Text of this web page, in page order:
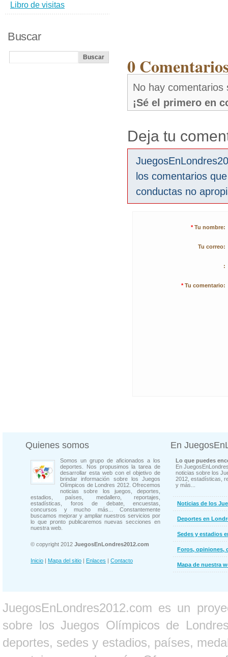
0
No hay comentarios
¡Sé el primero en
Deja tu
los comentarios
conductas no
* Tu nombre:
Tu correo:
:
* Tu comentario:
Libro de visitas
Buscar
Quienes somos
Somos un grupo de aficionados a los
deportes. Nos propusimos la tarea de
desarrollar esta web con el objetivo de
brindar información sobre los Juegos
Olímpicos de Londres 2012. Ofrecemos
noticias sobre los juegos, deportes,
estadios, países, medallero, reportajes,
estadísticas, foros de debate, encuestas,
concursos y mucho más... Constantemente
buscamos mejorar y ampliar nuestros servicios por
lo que pronto publicaremos nuevas secciones en
nuestra web.
© copyright 2012 JuegosEnLondres2012.com
Inicio | Mapa del sitio | Enlaces | Contacto
En
Lo que puedes
En
noticias sobre los
2012, estadísticas,
y más...
Noticias de los
Deportes en
Sedes y estadios
Foros, opiniones,
Mapa de nuestra
JuegosEnLondres2012.com es un
sobre los Juegos Olímpicos de
deportes, sedes y estadios, países,